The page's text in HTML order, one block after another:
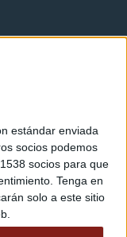
estándar enviada
socios podemos
socios para que
Tenga en
solo a este sitio